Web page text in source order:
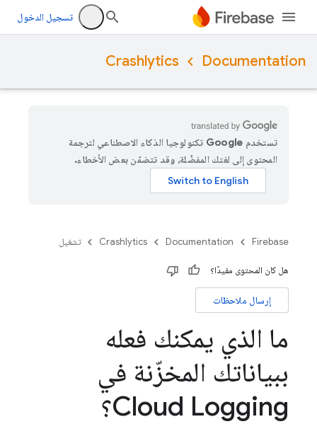
تسجيل الدخول
Documentation
Crashlytics
تستخدم Google تكنولوجيا الذكاء الاصطناعي لترجمة
المحتوى إلى لغتك المفضّلة، وقد تتضمّن بعض الأخطاء.
Firebase
Documentation
Crashlytics تشغيل
هل كان المحتوى مفيدًا؟
إرسال ملاحظات
ما الذي يمكنك فعله
ببياناتك المخزّنة في
Cloud Logging؟